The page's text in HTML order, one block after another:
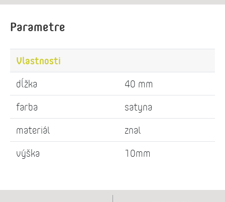
Parametre
Vlastnosti
dĺžka
40 mm
farba
satyna
materiál
znal
výška
10mm